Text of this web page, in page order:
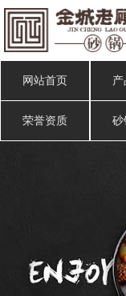
网站首页 产
荣誉资质 砂